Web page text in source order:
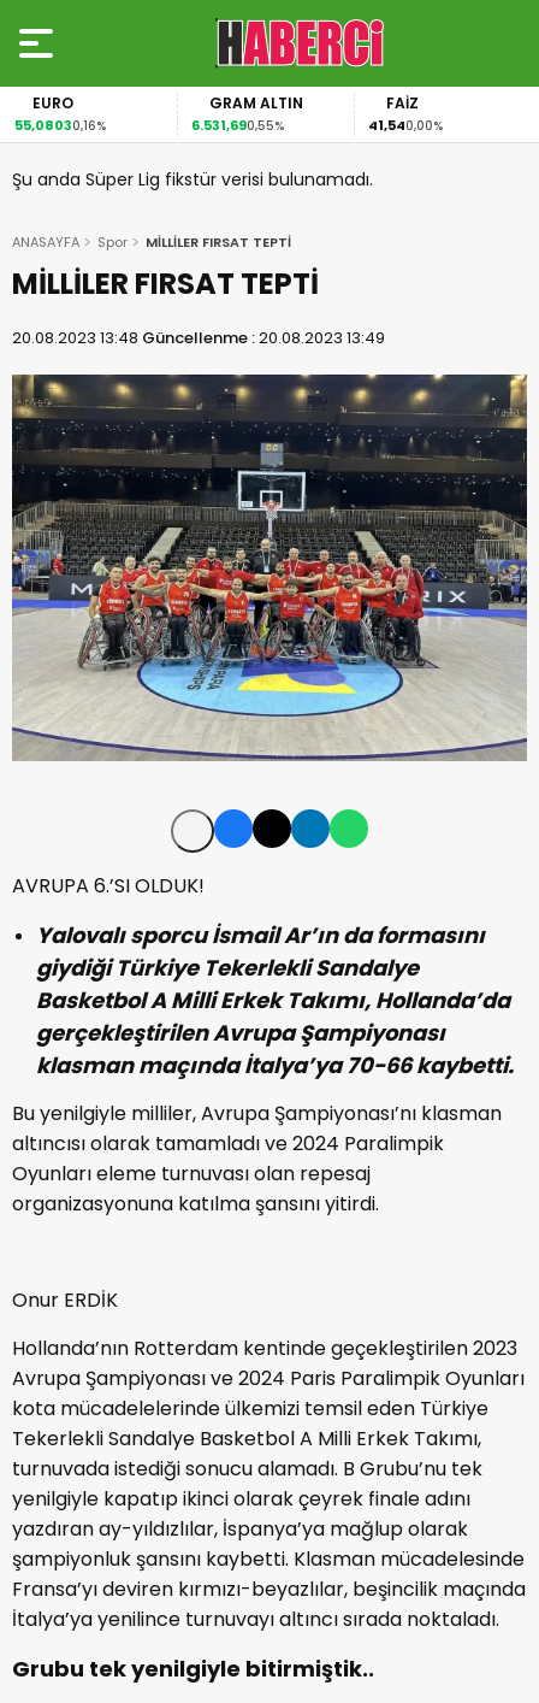
EURO
55,08030,16%
GRAM ALTIN
6.531,690,55%
FAİZ
41,540,00%
Şu anda Süper Lig fikstür verisi bulunamadı.
ANASAYFA Spor MİLLİLER FIRSAT TEPTİ
MİLLİLER FIRSAT TEPTİ
20.08.2023 13:48 Güncellenme :20.08.2023 13:49
AVRUPA 6.’SI OLDUK!
Yalovalı sporcu İsmail Ar’ın da formasını
giydiği Türkiye Tekerlekli Sandalye
Basketbol A Milli Erkek Takımı, Hollanda’da
gerçekleştirilen Avrupa Şampiyonası
klasman maçında İtalya’ya 70-66 kaybetti.
Bu yenilgiyle milliler, Avrupa Şampiyonası’nı klasman
altıncısı olarak tamamladı ve 2024 Paralimpik
Oyunları eleme turnuvası olan repesaj
organizasyonuna katılma şansını yitirdi.
Onur ERDİK
Hollanda’nın Rotterdam kentinde geçekleştirilen 2023
Avrupa Şampiyonası ve 2024 Paris Paralimpik Oyunları
kota mücadelelerinde ülkemizi temsil eden Türkiye
Tekerlekli Sandalye Basketbol A Milli Erkek Takımı,
turnuvada istediği sonucu alamadı. B Grubu’nu tek
yenilgiyle kapatıp ikinci olarak çeyrek finale adını
yazdıran ay-yıldızlılar, İspanya’ya mağlup olarak
şampiyonluk şansını kaybetti. Klasman mücadelesinde
Fransa’yı deviren kırmızı-beyazlılar, beşincilik maçında
İtalya’ya yenilince turnuvayı altıncı sırada noktaladı.
Grubu tek yenilgiyle bitirmiştik..